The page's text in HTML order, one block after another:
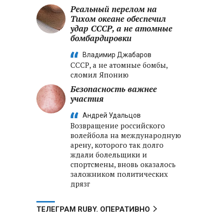
Реальный перелом на
Тихом океане обеспечил
удар СССР, а не атомные
бомбардировки
Владимир Джабаров
СССР, а не атомные бомбы,
сломил Японию
Безопасность важнее
участия
Андрей Удальцов
Возвращение российского
волейбола на международную
арену, которого так долго
ждали болельщики и
спортсмены, вновь оказалось
заложником политических
дрязг
ТЕЛЕГРАМ RUBY. ОПЕРАТИВНО